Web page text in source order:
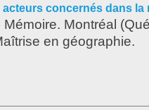
concernés dans
Mémoire. Montréal
en géographie.